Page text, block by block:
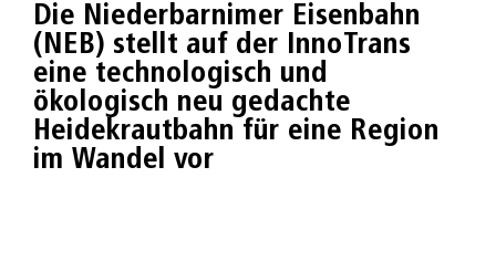
Die Niederbarnimer Eisenbahn
(NEB) stellt auf der InnoTrans
eine technologisch und
ökologisch neu gedachte
Heidekrautbahn für eine Region
im Wandel vor